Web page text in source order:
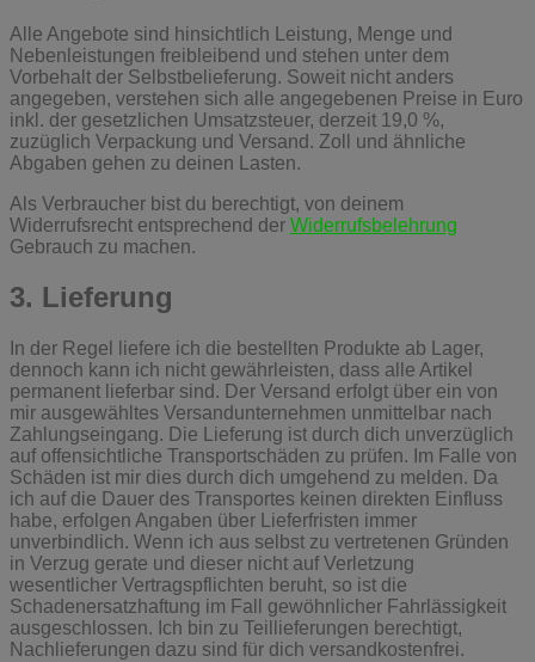
Alle Angebote sind hinsichtlich Leistung, Menge und
Nebenleistungen freibleibend und stehen unter dem
Vorbehalt der Selbstbelieferung. Soweit nicht anders
angegeben, verstehen sich alle angegebenen Preise in Euro
inkl. der gesetzlichen Umsatzsteuer, derzeit 19,0 %,
zuzüglich Verpackung und Versand. Zoll und ähnliche
Abgaben gehen zu deinen Lasten.
Als Verbraucher bist du berechtigt, von deinem
Widerrufsrecht entsprechend der Widerrufsbelehrung
Gebrauch zu machen.
3. Lieferung
In der Regel liefere ich die bestellten Produkte ab Lager,
dennoch kann ich nicht gewährleisten, dass alle Artikel
permanent lieferbar sind. Der Versand erfolgt über ein von
mir ausgewähltes Versandunternehmen unmittelbar nach
Zahlungseingang. Die Lieferung ist durch dich unverzüglich
auf offensichtliche Transportschäden zu prüfen. Im Falle von
Schäden ist mir dies durch dich umgehend zu melden. Da
ich auf die Dauer des Transportes keinen direkten Einfluss
habe, erfolgen Angaben über Lieferfristen immer
unverbindlich. Wenn ich aus selbst zu vertretenen Gründen
in Verzug gerate und dieser nicht auf Verletzung
wesentlicher Vertragspflichten beruht, so ist die
Schadenersatzhaftung im Fall gewöhnlicher Fahrlässigkeit
ausgeschlossen. Ich bin zu Teillieferungen berechtigt,
Nachlieferungen dazu sind für dich versandkostenfrei.